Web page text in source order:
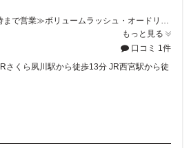
≪阪神西宮駅徒歩4分／20時まで営業≫ボリュームラッシュ・オードリーフラットラッシュ／パリジェンヌラッシュリフト認定サロン♪まつエク・まつ毛パーマに加えて、フェイシャルエステもご提供しています☆彡アイラッシュメニューも通いやすい価格設定で【オフ無料】クーポンや【つけ放題】メニューもご用意♪お客様の目元の形やご要望に合わせたデザインにお仕上げします！
もっと見る
口コミ 1件
さくら夙川駅から徒歩13分 JR西宮駅から徒